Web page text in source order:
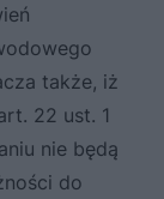
także, iż
22 ust. 1
nie będą
do